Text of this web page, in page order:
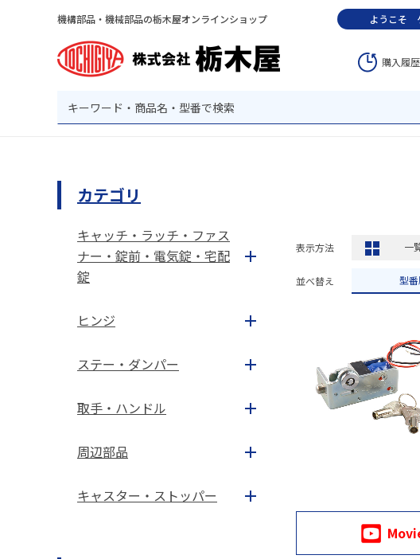
機構部品・機械部品の栃木屋オンラインショップ ようこそ
購入履
表示方法 一
並べ替え 型
カテゴリ
キャッチ・ラッチ・ファス
ナー・錠前・電気錠・宅配
錠
ヒンジ
ステー・ダンパー
取手・ハンドル
周辺部品
キャスター・ストッパー